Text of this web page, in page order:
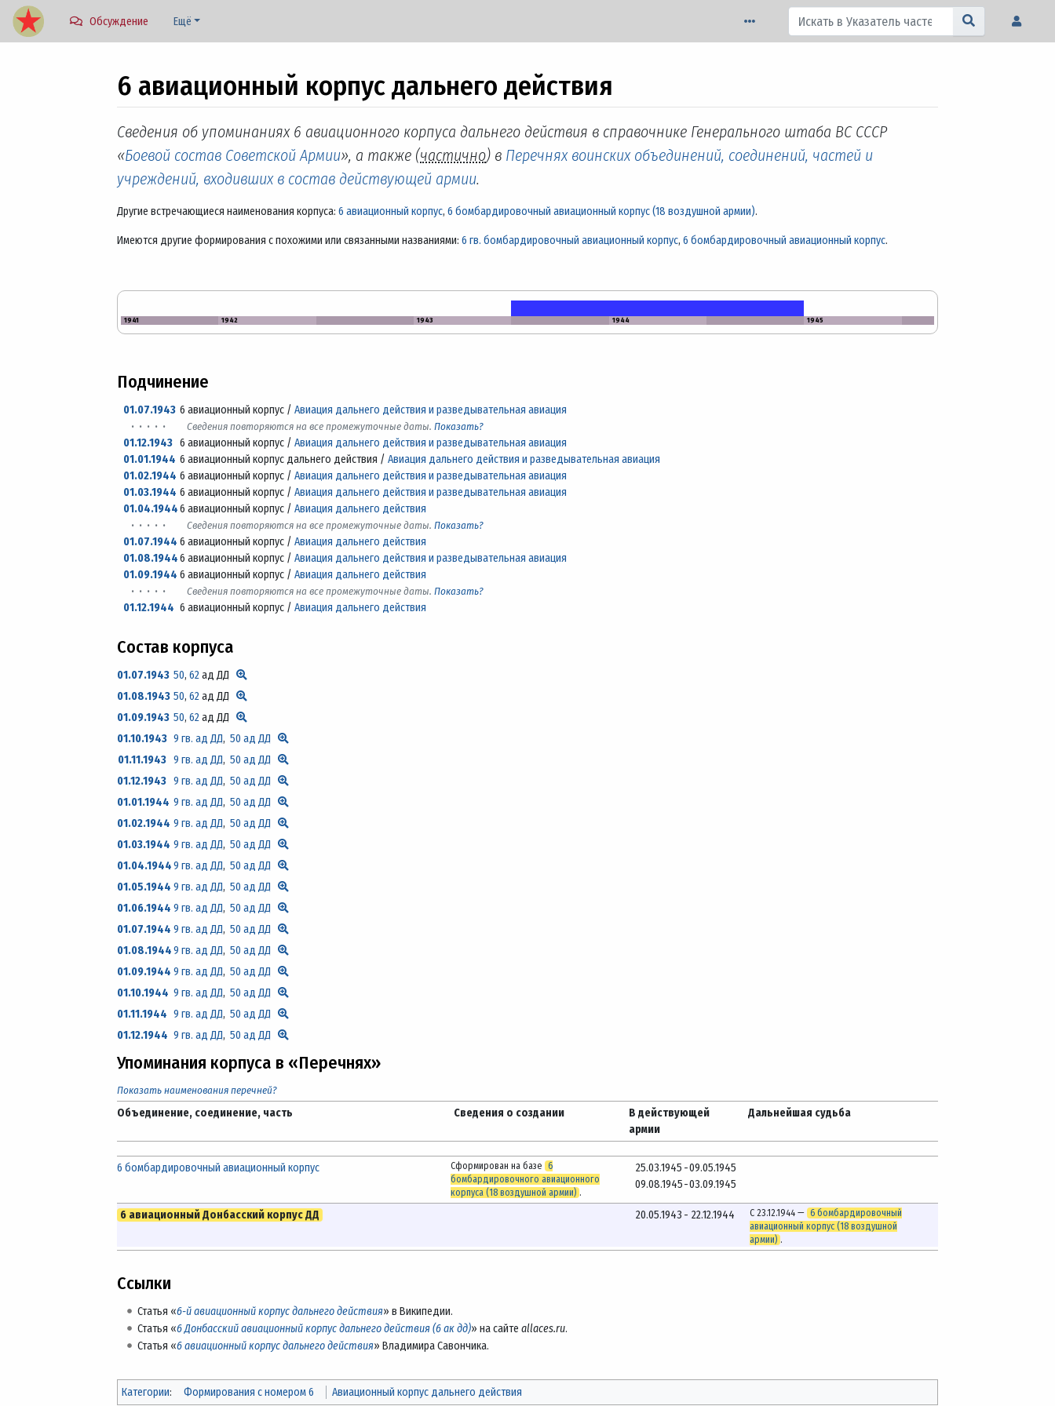
Обсуждение Ещё
6 авиационный корпус дальнего действия
Перейти к:навигация,поиск
Сведения об упоминаниях 6 авиационного корпуса дальнего действия в справочнике Генерального штаба ВС СССР
«Боевой состав Советской Армии», а также (частично) в Перечнях воинских объединений, соединений, частей и
учреждений, входивших в состав действующей армии.
Другие встречающиеся наименования корпуса: 6 авиационный корпус, 6 бомбардировочный авиационный корпус (18 воздушной армии).
Имеются другие формирования с похожими или связанными названиями: 6 гв. бомбардировочный авиационный корпус, 6 бомбардировочный авиационный корпус.
1941 1942 1943 1944 1945
Подчинение
01.07.19436 авиационный корпус /Авиация дальнего действия и разведывательная авиация
· · · · ·
Сведения повторяются на все промежуточные даты.Показать?
01.12.1943 6 авиационный корпус /Авиация дальнего действия и разведывательная авиация
01.01.19446 авиационный корпус дальнего действия /Авиация дальнего действия и разведывательная авиация
01.02.19446 авиационный корпус /Авиация дальнего действия и разведывательная авиация
01.03.19446 авиационный корпус /Авиация дальнего действия и разведывательная авиация
01.04.19446 авиационный корпус /Авиация дальнего действия
· · · · ·
Сведения повторяются на все промежуточные даты.Показать?
01.07.19446 авиационный корпус /Авиация дальнего действия
01.08.19446 авиационный корпус /Авиация дальнего действия и разведывательная авиация
01.09.19446 авиационный корпус /Авиация дальнего действия
· · · · ·
Сведения повторяются на все промежуточные даты.Показать?
01.12.19446 авиационный корпус /Авиация дальнего действия
Состав корпуса
01.07.1943 50,62ад ДД
01.08.1943 50,62ад ДД
01.09.1943 50,62ад ДД
01.10.1943 9 гв. ад ДД,50 ад ДД
01.11.1943 9 гв. ад ДД,50 ад ДД
01.12.1943 9 гв. ад ДД,50 ад ДД
01.01.1944 9 гв. ад ДД,50 ад ДД
01.02.1944 9 гв. ад ДД,50 ад ДД
01.03.1944 9 гв. ад ДД,50 ад ДД
01.04.19449 гв. ад ДД,50 ад ДД
01.05.1944 9 гв. ад ДД,50 ад ДД
01.06.1944 9 гв. ад ДД,50 ад ДД
01.07.1944 9 гв. ад ДД,50 ад ДД
01.08.19449 гв. ад ДД,50 ад ДД
01.09.1944 9 гв. ад ДД,50 ад ДД
01.10.1944 9 гв. ад ДД,50 ад ДД
01.11.1944 9 гв. ад ДД,50 ад ДД
01.12.1944 9 гв. ад ДД,50 ад ДД
Упоминания корпуса в «Перечнях»
Показать наименования перечней?
Объединение, соединение, часть Сведения о создании
В действующей
армии
Дальнейшая судьба
6 бомбардировочный авиационный корпус Сформирован на базе 6
бомбардировочного авиационного
корпуса (18 воздушной армии) .
25.03.1945 -09.05.1945
09.08.1945-03.09.1945
6 авиационный Донбасский корпус ДД 20.05.1943 - 22.12.1944 С 23.12.1944 — 6 бомбардировочный
авиационный корпус (18 воздушной
армии) .
Ссылки
Статья «6-й авиационный корпус дальнего действия» в Википедии.
Статья «6 Донбасский авиационный корпус дальнего действия (6 ак дд)» на сайте allaces.ru.
Статья «6 авиационный корпус дальнего действия» Владимира Савончика.
Категории: Формирования с номером 6 Авиационный корпус дальнего действия